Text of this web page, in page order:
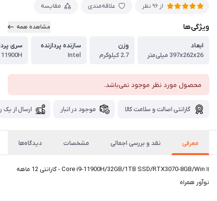
از 96 نظر علاقه‌مندی مقایسه
ویژگی‌ها مشاهده همه
ابعاد
397x262x26 میلی‌متر
وزن
2.7 کیلوگرم
سازنده پردازنده
Intel
سری
محصول مورد نظر موجود نمی‌باشد.
گارانتی اصالت و سلامت کالا موجود در انبار ارسال از یک
معرفی نقد و بررسی اجمالی مشخصات دیدگاه‌ها
Core i9-11900H/32GB/1TB SSD/RTX3070-8GB/Win ۱۱ - گارانتی 12 ماهه
نوآور همراه